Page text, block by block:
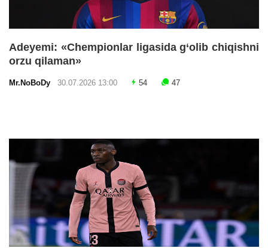
Adeyemi: «Chempionlar ligasida g‘olib chiqishni
orzu qilaman»
Mr.NoBoDy 30.07.2026 13:00 54 47